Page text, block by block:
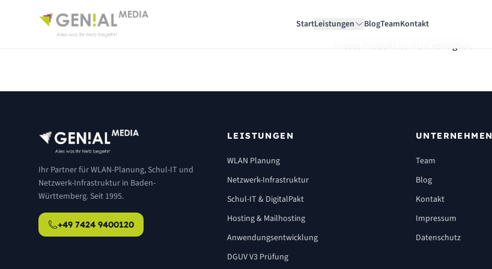
StartLeistungen BlogTeamKontakt
Dieses Produkt ist nicht verfügbar.
Ihr Partner für WLAN-Planung, Schul-IT und
Netzwerk-Infrastruktur in Baden-
Württemberg. Seit 1995.
+49 7424 9400120
LEISTUNGEN
WLAN Planung
Netzwerk-Infrastruktur
Schul-IT & DigitalPakt
Hosting & Mailhosting
Anwendungsentwicklung
DGUV V3 Prüfung
UNTERNEHMEN
Team
Blog
Kontakt
Impressum
Datenschutz